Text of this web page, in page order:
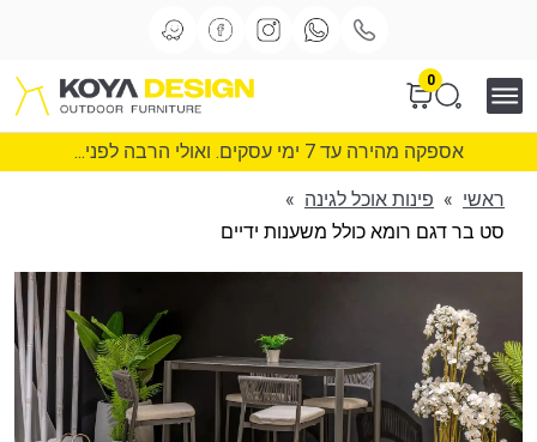
0
אספקה מהירה עד 7 ימי עסקים. ואולי הרבה לפני...
ראשי » פינות אוכל לגינה »
סט בר דגם רומא כולל משענות ידיים